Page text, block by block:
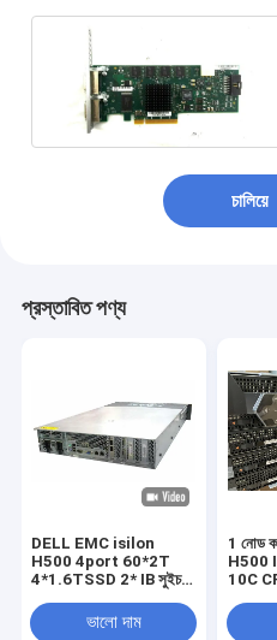
চালিয়ে
প্রস্তাবিত পণ্য
DELL EMC isilon
H500 4port 60*2T
4*1.6TSSD 2* IB সুইচ
ভালো দাম
1 নোড
H500
10C